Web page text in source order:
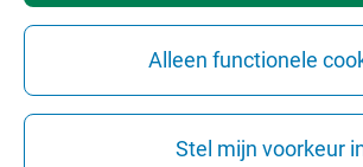
Alleen functionele
Stel mijn voorkeur
Webarchief